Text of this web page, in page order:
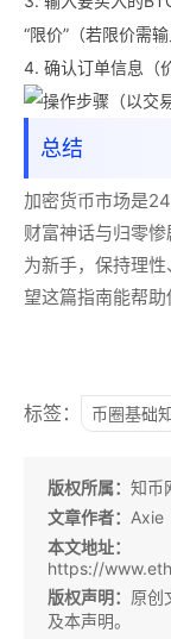
“限价”（若限价需输
4. 确认订单信息（
总结
加密货币市场是
财富神话与归零
为新手，保持理
望这篇指南能帮助
标签： 币圈基础
版权所属： 知币
文章作者： Axie
本文地址：
https://
版权声明： 原创
及本声明。